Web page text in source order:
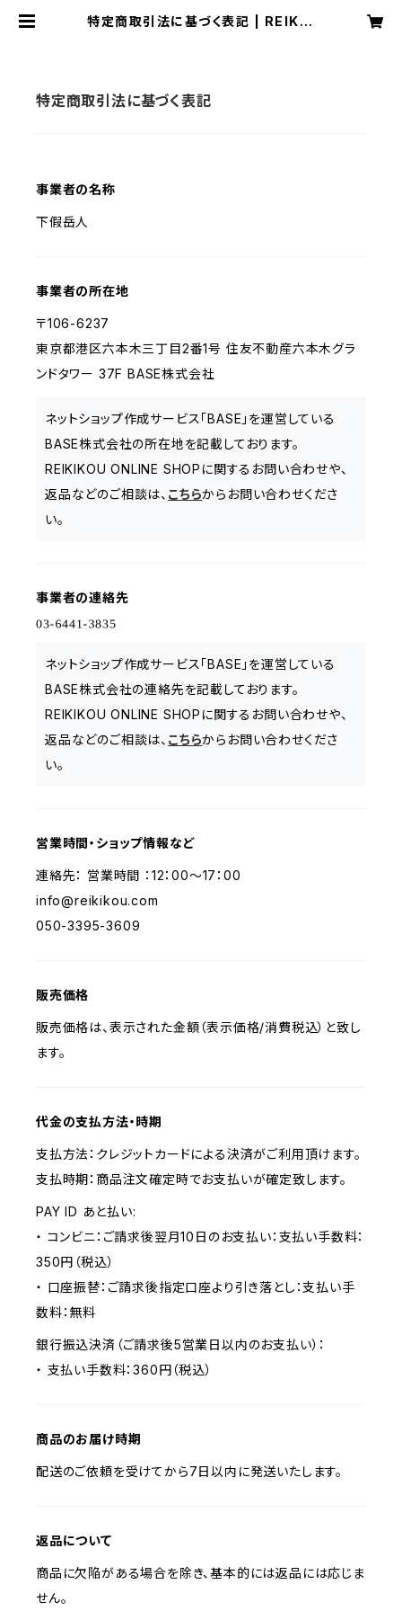
特定商取引法に基づく表記 | REIKIK
特定商取引法に基づく表記
事業者の名称
下假岳人
事業者の所在地
〒106-6237
東京都港区六本木三丁目2番1号 住友不動産六本木グラ
ンドタワー 37F BASE株式会社
ネットショップ作成サービス「BASE」を運営している
BASE株式会社の所在地を記載しております。
REIKIKOU ONLINE SHOPに関するお問い合わせや、
返品などのご相談は、 こちらからお問い合わせくださ
い。
事業者の連絡先
ネットショップ作成サービス「BASE」を運営している
BASE株式会社の連絡先を記載しております。
REIKIKOU ONLINE SHOPに関するお問い合わせや、
返品などのご相談は、 こちらからお問い合わせくださ
い。
営業時間・ショップ情報など
連絡先： 営業時間 ：12：00～17：00
info@reikikou.com
050-3395-3609
販売価格
販売価格は、表示された金額（表示価格/消費税込）と致し
ます。
代金の支払方法・時期
支払方法：クレジットカードによる決済がご利用頂けます。
支払時期：商品注文確定時でお支払いが確定致します。
PAY ID あと払い:
・ コンビニ：ご請求後翌月10日のお支払い：支払い手数料：
350円（税込）
・ 口座振替：ご請求後指定口座より引き落とし：支払い手
数料：無料
銀行振込決済（ご請求後5営業日以内のお支払い）：
・ 支払い手数料：360円（税込）
商品のお届け時期
配送のご依頼を受けてから7日以内に発送いたします。
返品について
商品に欠陥がある場合を除き、基本的には返品には応じま
せん。